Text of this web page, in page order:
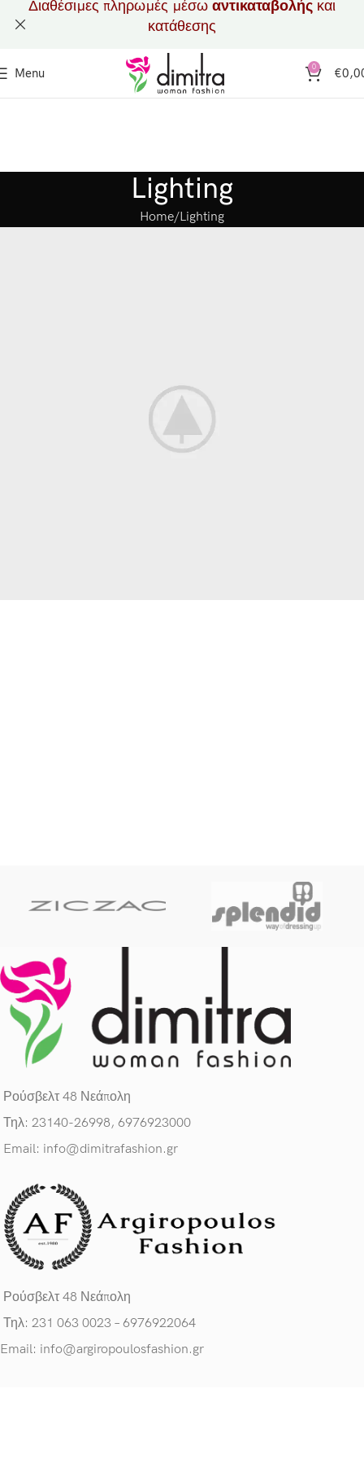
Menu 0 €
Lighting
Home Lighting
Ρούσβελτ 48 Νεάπολη
Τηλ: 23140-26998, 6976923000
Email: info@dimitrafashion.gr
Ρούσβελτ 48 Νεάπολη
Τηλ: 231 063 0023 – 6976922064
Email: info@argiropoulosfashion.gr
Διαθέσιμες πληρωμές μέσω αντικαταβολής και
κατάθεσης